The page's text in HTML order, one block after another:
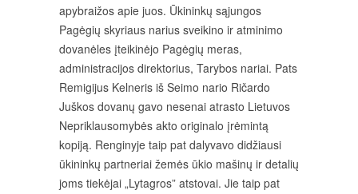
apybraižos apie juos. Ūkininkų sąjungos
Pagėgių skyriaus narius sveikino ir atminimo
dovanėles įteikinėjo Pagėgių meras,
administracijos direktorius, Tarybos nariai. Pats
Remigijus Kelneris iš Seimo nario Ričardo
Juškos dovanų gavo nesenai atrasto Lietuvos
Nepriklausomybės akto originalo įrėmintą
kopiją. Renginyje taip pat dalyvavo didžiausi
ūkininkų partneriai žemės ūkio mašinų ir detalių
joms tiekėjai „Lytagros” atstovai. Jie taip pat